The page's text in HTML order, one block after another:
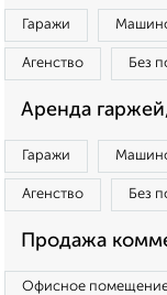
Гаражи
Агенство Без
Аренда
Гаражи
Агенство Без
Продажа
Офисное